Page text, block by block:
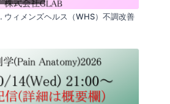
痺れる・痛い」。鼠径部の詰まり
をエコーで可視化します。
ー（超音波画像診断装置）を武器
神経・ファシアという真の発痛源
単位の精度で捉えるための専門特
ィメンズヘルス（WHS）不調改善